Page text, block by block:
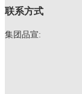
联系方式
集团品宣: